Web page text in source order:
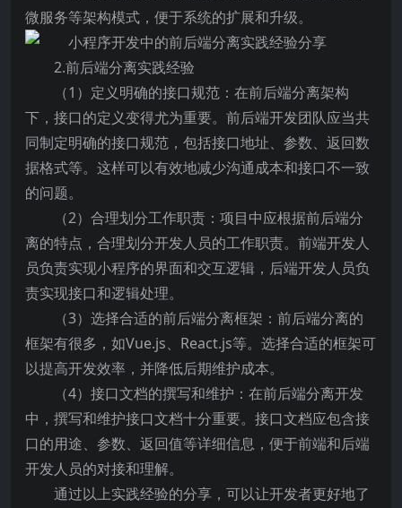
微服务等架构模式，便于系统的扩展和升级。
2.前后端分离实践经验
（1）定义明确的接口规范：在前后端分离架构
下，接口的定义变得尤为重要。前后端开发团队应当共
同制定明确的接口规范，包括接口地址、参数、返回数
据格式等。这样可以有效地减少沟通成本和接口不一致
的问题。
（2）合理划分工作职责：项目中应根据前后端分
离的特点，合理划分开发人员的工作职责。前端开发人
员负责实现小程序的界面和交互逻辑，后端开发人员负
责实现接口和逻辑处理。
（3）选择合适的前后端分离框架：前后端分离的
框架有很多，如Vue.js、React.js等。选择合适的框架可
以提高开发效率，并降低后期维护成本。
（4）接口文档的撰写和维护：在前后端分离开发
中，撰写和维护接口文档十分重要。接口文档应包含接
口的用途、参数、返回值等详细信息，便于前端和后端
开发人员的对接和理解。
通过以上实践经验的分享，可以让开发者更好地了